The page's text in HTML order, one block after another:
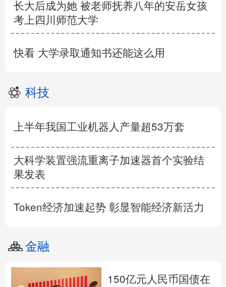
长大后成为她 被老师抚养八年的安岳女孩
考上四川师范大学
快看 大学录取通知书还能这么用
科技
上半年我国工业机器人产量超53万套
大科学装置强流重离子加速器首个实验结
果发表
Token经济加速起势 彰显智能经济新活力
金融
150亿元人民币国债在